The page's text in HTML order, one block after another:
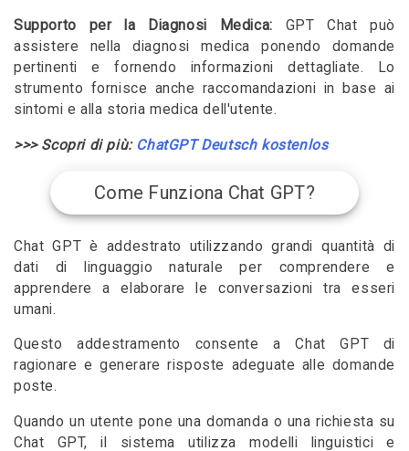
Supporto per la Diagnosi Medica: GPT Chat può
assistere nella diagnosi medica ponendo domande
pertinenti e fornendo informazioni dettagliate. Lo
strumento fornisce anche raccomandazioni in base ai
sintomi e alla storia medica dell'utente.
>>> Scopri di più: ChatGPT Deutsch kostenlos
Come Funziona Chat GPT?
Chat GPT è addestrato utilizzando grandi quantità di
dati di linguaggio naturale per comprendere e
apprendere a elaborare le conversazioni tra esseri
umani.
Questo addestramento consente a Chat GPT di
ragionare e generare risposte adeguate alle domande
poste.
Quando un utente pone una domanda o una richiesta su
Chat GPT, il sistema utilizza modelli linguistici e